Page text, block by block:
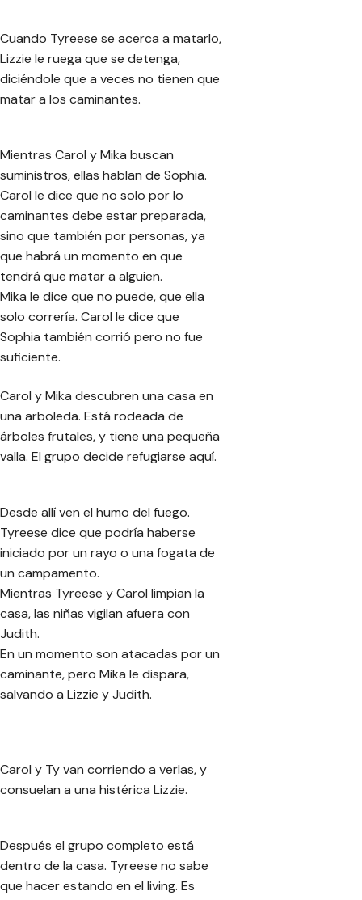
Cuando Tyreese se acerca a matarlo,
Lizzie le ruega que se detenga,
diciéndole que a veces no tienen que
matar a los caminantes.
Mientras Carol y Mika buscan
suministros, ellas hablan de Sophia.
Carol le dice que no solo por lo
caminantes debe estar preparada,
sino que también por personas, ya
que habrá un momento en que
tendrá que matar a alguien.
Mika le dice que no puede, que ella
solo correría. Carol le dice que
Sophia también corrió pero no fue
suficiente.
Carol y Mika descubren una casa en
una arboleda. Está rodeada de
árboles frutales, y tiene una pequeña
valla. El grupo decide refugiarse aquí.
Desde allí ven el humo del fuego.
Tyreese dice que podría haberse
iniciado por un rayo o una fogata de
un campamento.
Mientras Tyreese y Carol limpian la
casa, las niñas vigilan afuera con
Judith.
En un momento son atacadas por un
caminante, pero Mika le dispara,
salvando a Lizzie y Judith.
Carol y Ty van corriendo a verlas, y
consuelan a una histérica Lizzie.
Después el grupo completo está
dentro de la casa. Tyreese no sabe
que hacer estando en el living. Es